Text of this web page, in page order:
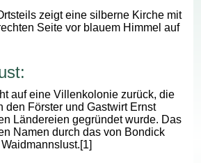
zeigt eine silberne Kirche mit
Seite vor blauem Himmel auf
auf eine Villenkolonie zurück, die
den Förster und Gastwirt Ernst
Ländereien gegründet wurde. Das
Namen durch das von Bondick